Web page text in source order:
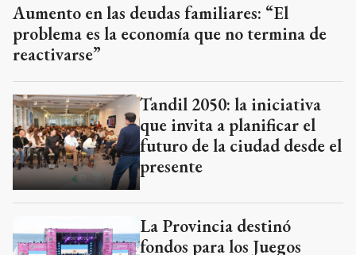
Aumento en las deudas familiares: “El
problema es la economía que no termina de
reactivarse”
Tandil 2050: la iniciativa
que invita a planificar el
futuro de la ciudad desde el
presente
La Provincia destinó
fondos para los Juegos